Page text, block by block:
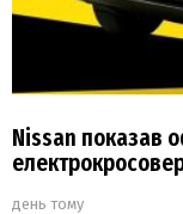
Nissan показав
день тому